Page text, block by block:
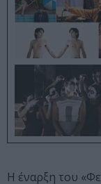
Η έναρξη του